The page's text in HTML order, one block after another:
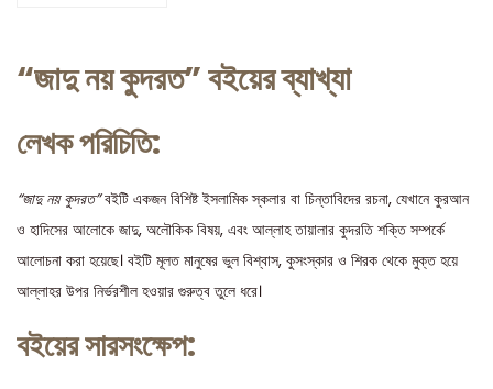
“জাদু নয় কুদরত” বইয়ের ব্যাখ্যা
লেখক পরিচিতি:
“জাদু নয় কুদরত”বইটি একজন বিশিষ্ট ইসলামিক স্কলার বা চিন্তাবিদের রচনা, যেখানে কুরআন
ও হাদিসের আলোকে জাদু, অলৌকিক বিষয়, এবং আল্লাহ তায়ালার কুদরতি শক্তি সম্পর্কে
আলোচনা করা হয়েছে। বইটি মূলত মানুষের ভুল বিশ্বাস, কুসংস্কার ও শিরক থেকে মুক্ত হয়ে
আল্লাহর উপর নির্ভরশীল হওয়ার গুরুত্ব তুলে ধরে।
বইয়ের সারসংক্ষেপ: